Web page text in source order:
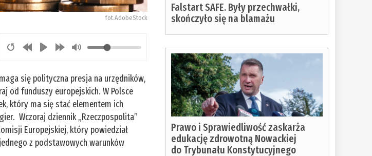
fot.AdobeStock
się polityczna presja na urzędników,
od funduszy europejskich. W Polsce
który ma się stać elementem ich
Wczoraj dziennik „Rzeczpospolita”
Europejskiej, który powiedział
z podstawowych warunków
Falstart SAFE. Były przechwałki,
skończyło się na blamażu
Prawo i Sprawiedliwość zaskarża
edukację zdrowotną Nowackiej
do Trybunału Konstytucyjnego